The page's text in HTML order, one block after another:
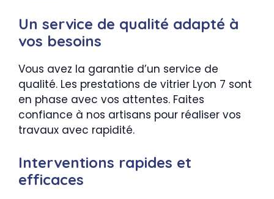
Un service de qualité adapté à
vos besoins
Vous avez la garantie d’un service de
qualité. Les prestations de vitrier Lyon 7 sont
en phase avec vos attentes. Faites
confiance à nos artisans pour réaliser vos
travaux avec rapidité.
Interventions rapides et
efficaces